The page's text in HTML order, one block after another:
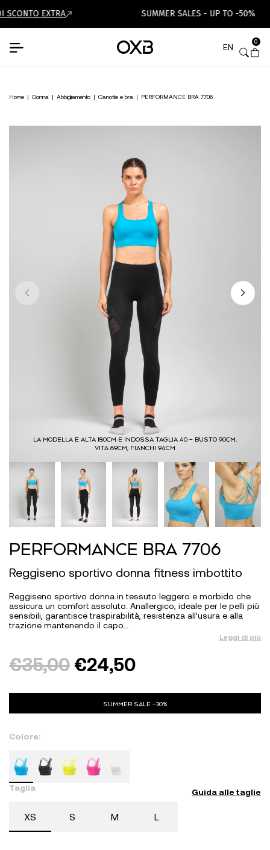
EXTRA SUMMER SALES - UP TO -50%
EN
0
Home | Donna | Abbigliamento | Canotte e bra | PERFORMANCE BRA 7706
LA MODELLA È ALTA 180CM E INDOSSA TAGLIA 40 – BUSTO 90CM,
VITA 69CM, FIANCHI 94CM
PERFORMANCE BRA 7706
Reggiseno sportivo donna fitness imbottito
Reggiseno sportivo donna in tessuto leggero e morbido che
assicura un comfort assoluto. Anallergico, ideale per le pelli più
sensibili, garantisce traspirabilità, resistenza all’usura e alla
trazione mantenendo il capo…
Leggi di più
€35,00 €24,50
SUMMER SALE -30%
Colore:
Taglia Guida alle taglie
XS S M L